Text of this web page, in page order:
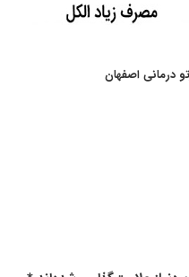
درمانی اصفهان